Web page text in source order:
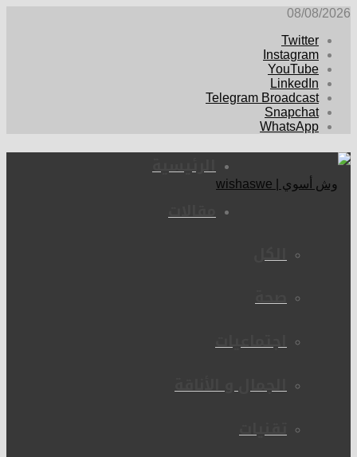
08/08/2026
Twitter
Instagram
YouTube
LinkedIn
Telegram Broadcast
Snapchat
WhatsApp
الرئيسية
مقالات
الكل
صحة
اجتماعيات
الجمال و الأناقة
تقنيات